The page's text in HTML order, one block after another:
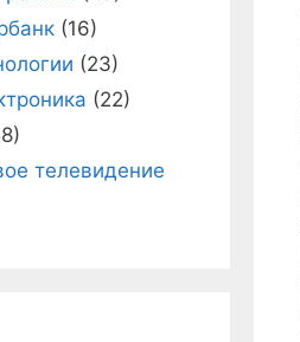
(16)
(23)
(22)
телевидение